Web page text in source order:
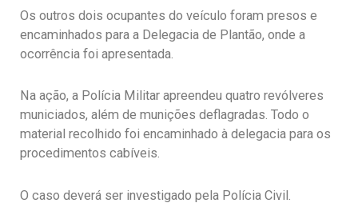
Os outros dois ocupantes do veículo foram presos e
encaminhados para a Delegacia de Plantão, onde a
ocorrência foi apresentada.
Na ação, a Polícia Militar apreendeu quatro revólveres
municiados, além de munições deflagradas. Todo o
material recolhido foi encaminhado à delegacia para os
procedimentos cabíveis.
O caso deverá ser investigado pela Polícia Civil.